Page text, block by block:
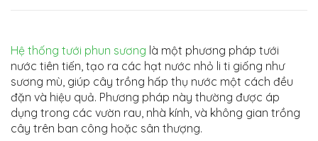
Hệ thống tưới phun sương là một phương pháp tưới
nước tiên tiến, tạo ra các hạt nước nhỏ li ti giống như
sương mù, giúp cây trồng hấp thụ nước một cách đều
đặn và hiệu quả. Phương pháp này thường được áp
dụng trong các vườn rau, nhà kính, và không gian trồng
cây trên ban công hoặc sân thượng.